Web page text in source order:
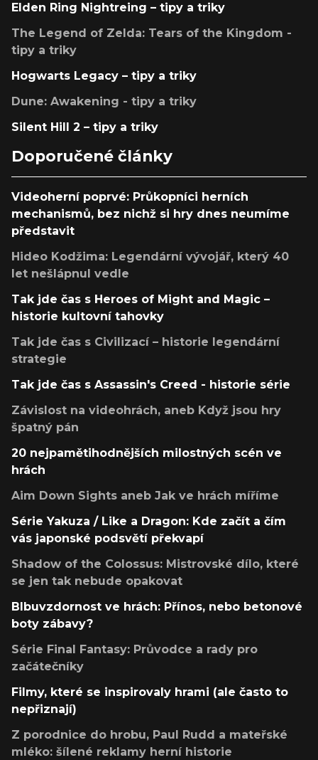
Elden Ring Nightreing – tipy a triky
The Legend of Zelda: Tears of the Kingdom -
tipy a triky
Hogwarts Legacy – tipy a triky
Dune: Awakening - tipy a triky
Silent Hill 2 – tipy a triky
Doporučené články
Videoherní poprvé: Průkopníci herních
mechanismů, bez nichž si hry dnes neumíme
představit
Hideo Kodžima: Legendární vývojář, který 40
let nešlápnul vedle
Tak jde čas s Heroes of Might and Magic –
historie kultovní tahovky
Tak jde čas s Civilizací – historie legendární
strategie
Tak jde čas s Assassin's Creed - historie série
Závislost na videohrách, aneb Když jsou hry
špatný pán
20 nejpamětihodnějších milostných scén ve
hrách
Aim Down Sights aneb Jak ve hrách míříme
Série Yakuza / Like a Dragon: Kde začít a čím
vás japonské podsvětí překvapí
Shadow of the Colossus: Mistrovské dílo, které
se jen tak nebude opakovat
Blbuvzdornost ve hrách: Přínos, nebo betonové
boty zábavy?
Série Final Fantasy: Průvodce a rady pro
začátečníky
Filmy, které se inspirovaly hrami (ale často to
nepřiznají)
Z porodnice do hrobu, Paul Rudd a mateřské
mléko: šílené reklamy herní historie